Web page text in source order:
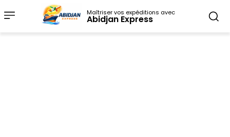
Maîtriser vos expéditions avec
Abidjan Express